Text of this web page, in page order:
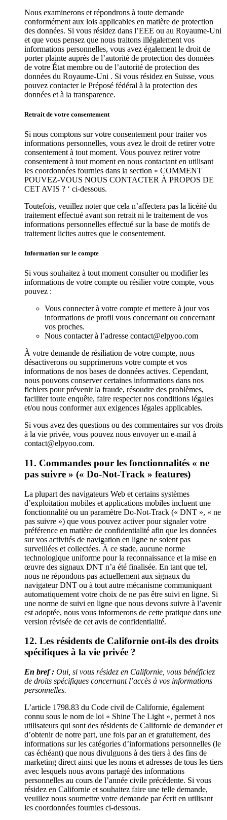
Nous examinerons et répondrons à toute demande
conformément aux lois applicables en matière de protection
des données. Si vous résidez dans l’EEE ou au Royaume-Uni
et que vous pensez que nous traitons illégalement vos
informations personnelles, vous avez également le droit de
porter plainte auprès de l’autorité de protection des données
de votre État membre ou de l’autorité de protection des
données du Royaume-Uni . Si vous résidez en Suisse, vous
pouvez contacter le Préposé fédéral à la protection des
données et à la transparence.
Retrait de votre consentement
Si nous comptons sur votre consentement pour traiter vos
informations personnelles, vous avez le droit de retirer votre
consentement à tout moment. Vous pouvez retirer votre
consentement à tout moment en nous contactant en utilisant
les coordonnées fournies dans la section « COMMENT
POUVEZ-VOUS NOUS CONTACTER À PROPOS DE
CET AVIS ? ‘ ci-dessous.
Toutefois, veuillez noter que cela n’affectera pas la licéité du
traitement effectué avant son retrait ni le traitement de vos
informations personnelles effectué sur la base de motifs de
traitement licites autres que le consentement.
Information sur le compte
Si vous souhaitez à tout moment consulter ou modifier les
informations de votre compte ou résilier votre compte, vous
pouvez :
Vous connecter à votre compte et mettere à jour vos
informations de profil vous concernant ou concernant
vos proches.
Nous contacter à l’adresse contact@elpyoo.com
À votre demande de résiliation de votre compte, nous
désactiverons ou supprimerons votre compte et vos
informations de nos bases de données actives. Cependant,
nous pouvons conserver certaines informations dans nos
fichiers pour prévenir la fraude, résoudre des problèmes,
faciliter toute enquête, faire respecter nos conditions légales
et/ou nous conformer aux exigences légales applicables.
Si vous avez des questions ou des commentaires sur vos droits
à la vie privée, vous pouvez nous envoyer un e-mail à
contact@elpyoo.com.
11. Commandes pour les fonctionnalités « ne
pas suivre » (« Do-Not-Track » features)
La plupart des navigateurs Web et certains systèmes
d’exploitation mobiles et applications mobiles incluent une
fonctionnalité ou un paramètre Do-Not-Track (« DNT », « ne
pas suivre ») que vous pouvez activer pour signaler votre
préférence en matière de confidentialité afin que les données
sur vos activités de navigation en ligne ne soient pas
surveillées et collectées. À ce stade, aucune norme
technologique uniforme pour la reconnaissance et la mise en
œuvre des signaux DNT n’a été finalisée. En tant que tel,
nous ne répondons pas actuellement aux signaux du
navigateur DNT ou à tout autre mécanisme communiquant
automatiquement votre choix de ne pas être suivi en ligne. Si
une norme de suivi en ligne que nous devons suivre à l’avenir
est adoptée, nous vous informerons de cette pratique dans une
version révisée de cet avis de confidentialité.
12. Les résidents de Californie ont-ils des droits
spécifiques à la vie privée ?
En bref : Oui, si vous résidez en Californie, vous bénéficiez
de droits spécifiques concernant l’accès à vos informations
personnelles.
L’article 1798.83 du Code civil de Californie, également
connu sous le nom de loi « Shine The Light », permet à nos
utilisateurs qui sont des résidents de Californie de demander et
d’obtenir de notre part, une fois par an et gratuitement, des
informations sur les catégories d’informations personnelles (le
cas échéant) que nous divulguons à des tiers à des fins de
marketing direct ainsi que les noms et adresses de tous les tiers
avec lesquels nous avons partagé des informations
personnelles au cours de l’année civile précédente. Si vous
résidez en Californie et souhaitez faire une telle demande,
veuillez nous soumettre votre demande par écrit en utilisant
les coordonnées fournies ci-dessous.